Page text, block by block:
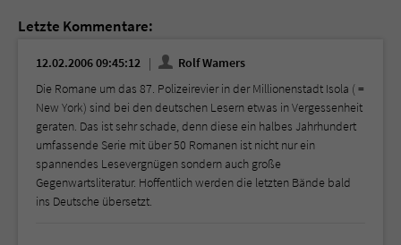
Letzte Kommentare:
12.02.2006 09:45:12
Rolf Wamers
Die Romane um das 87. Polizeirevier in der Millionenstadt Isola ( =
New York) sind bei den deutschen Lesern etwas in Vergessenheit
geraten. Das ist sehr schade, denn diese ein halbes Jahrhundert
umfassende Serie mit über 50 Romanen ist nicht nur ein
spannendes Lesevergnügen sondern auch große
Gegenwartsliteratur. Hoffentlich werden die letzten Bände bald
ins Deutsche übersetzt.